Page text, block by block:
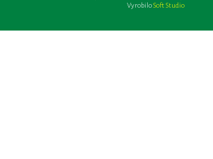
VyrobiloSoft Studio